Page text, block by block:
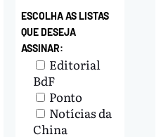
ESCOLHA AS LISTAS
QUE DESEJA
ASSINAR:
Editorial
BdF
Ponto
Notícias da
China